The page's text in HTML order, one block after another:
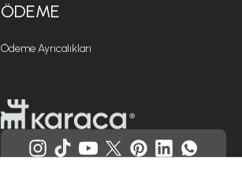
ÖDEME
Ödeme Ayrıcalıkları